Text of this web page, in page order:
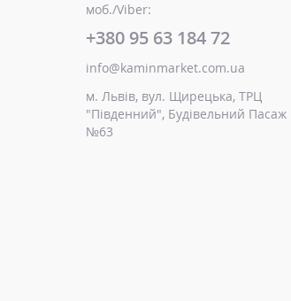
моб./Viber:
+380 95 63 184 72
info@kaminmarket.com.ua
м. Львів, вул. Щирецька, ТРЦ
"Південний", Будівельний Пасаж
№63